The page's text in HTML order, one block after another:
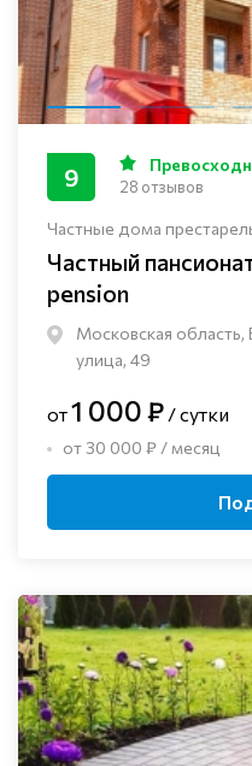
Частные дома
Частный
pension
Московская
улица, 49
9 28 отзывов
от1 000 ₽ / сутки
от 30 000 ₽ / месяц